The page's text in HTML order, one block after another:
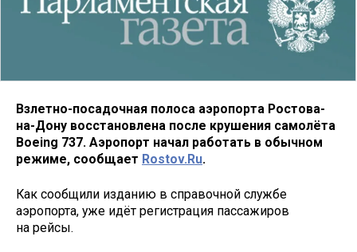
Взлетно-посадочная полоса аэропорта Ростова-
на-Дону восстановлена после крушения самолёта
Boeing 737. Аэропорт начал работать в обычном
режиме, сообщает Rostov.Ru.
Как сообщили изданию в справочной службе
аэропорта, уже идёт регистрация пассажиров
на рейсы.